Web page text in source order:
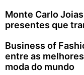
Monte Carlo
presentes que
Business of
entre as
moda do mundo